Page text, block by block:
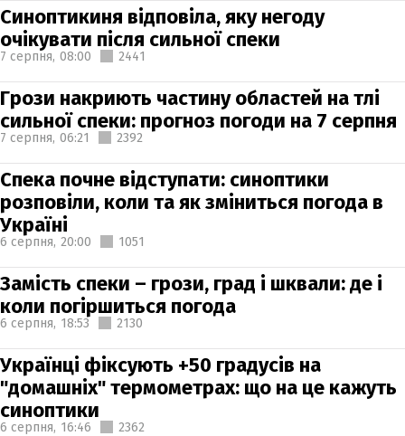
Синоптикиня відповіла, яку негоду
очікувати після сильної спеки
7 серпня, 08:00 2441
Грози накриють частину областей на тлі
сильної спеки: прогноз погоди на 7 серпня
7 серпня, 06:21 2392
Спека почне відступати: синоптики
розповіли, коли та як зміниться погода в
Україні
6 серпня, 20:00 1051
Замість спеки – грози, град і шквали: де і
коли погіршиться погода
6 серпня, 18:53 2130
Українці фіксують +50 градусів на
"домашніх" термометрах: що на це кажуть
синоптики
6 серпня, 16:46 2362